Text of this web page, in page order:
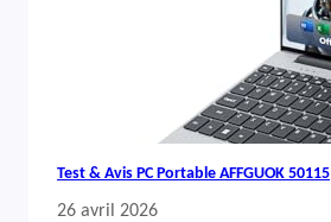
Test & Avis PC Portable AFFGUOK 50115
26 avril 2026